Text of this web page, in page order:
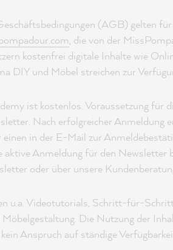
(AGB) gelten
, die von der
kostenfrei digitale Inhalte wie
DIY und Möbel streichen zur
ist kostenlos. Voraussetzung für
Nach erfolgreicher Anmeldung
in der E-Mail zur
aktive Anmeldung für den
oder über unsere
u.a. Videotutorials, Schritt-für-
Die Nutzung der
Anspruch auf ständige